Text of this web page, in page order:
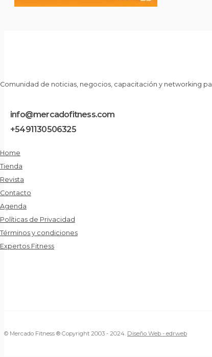
Comunidad de noticias, negocios, capacitación y networking
info@mercadofitness.com
+5491130506325
Home
Tienda
Revista
Contacto
Agenda
Políticas de Privacidad
Términos y condiciones
Expertos Fitness
© Mercado Fitness ® Copyright 2003 - 2024. Diseño Web - edrweb